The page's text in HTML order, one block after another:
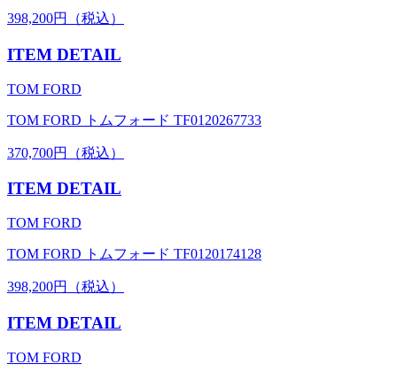
398,200円（税込）
ITEM DETAIL
TOM FORD
TOM FORD トムフォード TF0120267733
370,700円（税込）
ITEM DETAIL
TOM FORD
TOM FORD トムフォード TF0120174128
398,200円（税込）
ITEM DETAIL
TOM FORD